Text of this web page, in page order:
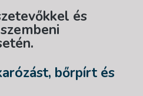
és
bőrpírt és